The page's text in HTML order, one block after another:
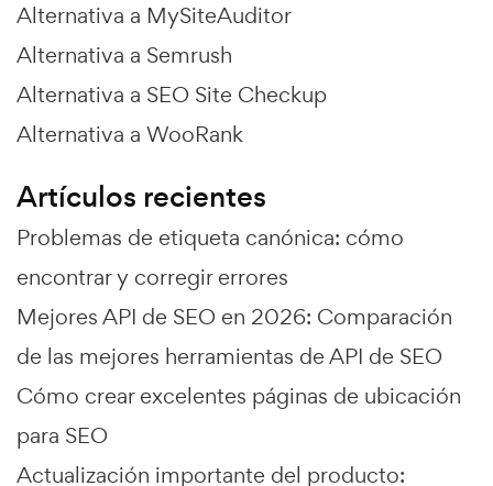
Alternativa a MySiteAuditor
Alternativa a Semrush
Alternativa a SEO Site Checkup
Alternativa a WooRank
Artículos recientes
Problemas de etiqueta canónica: cómo
encontrar y corregir errores
Mejores API de SEO en 2026: Comparación
de las mejores herramientas de API de SEO
Cómo crear excelentes páginas de ubicación
para SEO
Actualización importante del producto: